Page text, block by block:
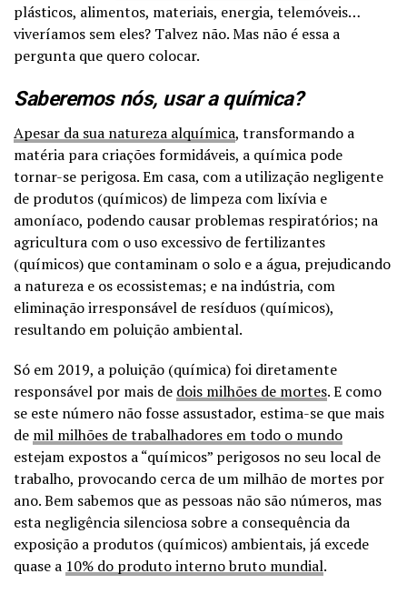
plásticos, alimentos, materiais, energia, telemóveis…
viveríamos sem eles? Talvez não. Mas não é essa a
pergunta que quero colocar.
Saberemos nós, usar a química?
Apesar da sua natureza alquímica, transformando a
matéria para criações formidáveis, a química pode
tornar-se perigosa. Em casa, com a utilização negligente
de produtos (químicos) de limpeza com lixívia e
amoníaco, podendo causar problemas respiratórios; na
agricultura com o uso excessivo de fertilizantes
(químicos) que contaminam o solo e a água, prejudicando
a natureza e os ecossistemas; e na indústria, com
eliminação irresponsável de resíduos (químicos),
resultando em poluição ambiental.
Só em 2019, a poluição (química) foi diretamente
responsável por mais de dois milhões de mortes. E como
se este número não fosse assustador, estima-se que mais
de mil milhões de trabalhadores em todo o mundo
estejam expostos a “químicos” perigosos no seu local de
trabalho, provocando cerca de um milhão de mortes por
ano. Bem sabemos que as pessoas não são números, mas
esta negligência silenciosa sobre a consequência da
exposição a produtos (químicos) ambientais, já excede
quase a 10% do produto interno bruto mundial.